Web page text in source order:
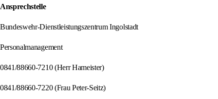
Ansprechstelle
Bundeswehr-Dienstleistungszentrum Ingolstadt
Personalmanagement
0841/88660-7210 (Herr Hameister)
0841/88660-7220 (Frau Peter-Seitz)